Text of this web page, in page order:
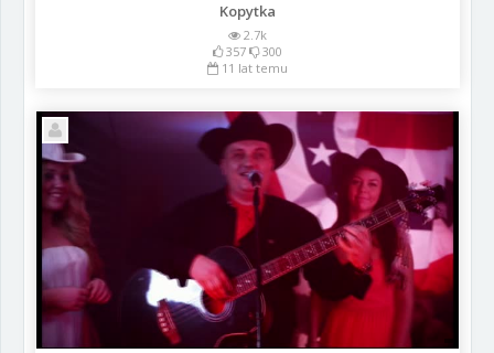
Kopytka
2.7k
357
300
11 lat temu